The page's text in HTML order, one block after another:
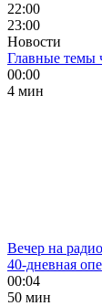
22:00
23:00
Новости
Главные темы
00:00
4 мин
Вечер на
40-дневная
00:04
50 мин